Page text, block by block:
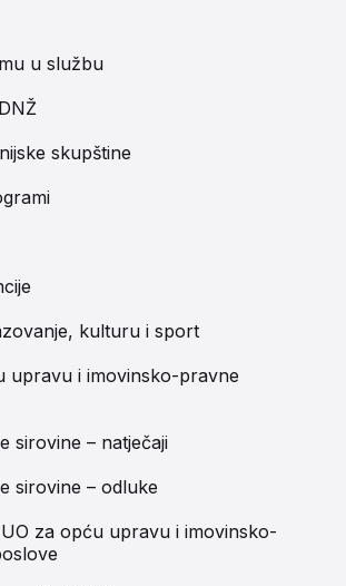
u službu
skupštine
kulturu i sport
upravu i imovinsko-pravne
sirovine – natječaji
sirovine – odluke
za opću upravu i imovinsko-